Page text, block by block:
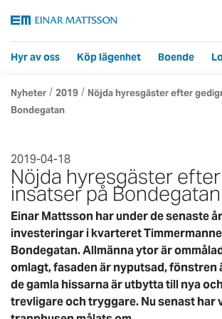
Hyr av oss Köp lägenhet Boende
Nyheter / 2019 / Nöjda hyresgäster efter
Bondegatan
2019-04-18
Nöjda hyresgäster
insatser på Bondegatan
Einar Mattsson har under de senaste
investeringar i kvarteret
Bondegatan. Allmänna ytor är
omlagt, fasaden är nyputsad, fönstren
de gamla hissarna är utbytta till nya
trevligare och tryggare. Nu senast har